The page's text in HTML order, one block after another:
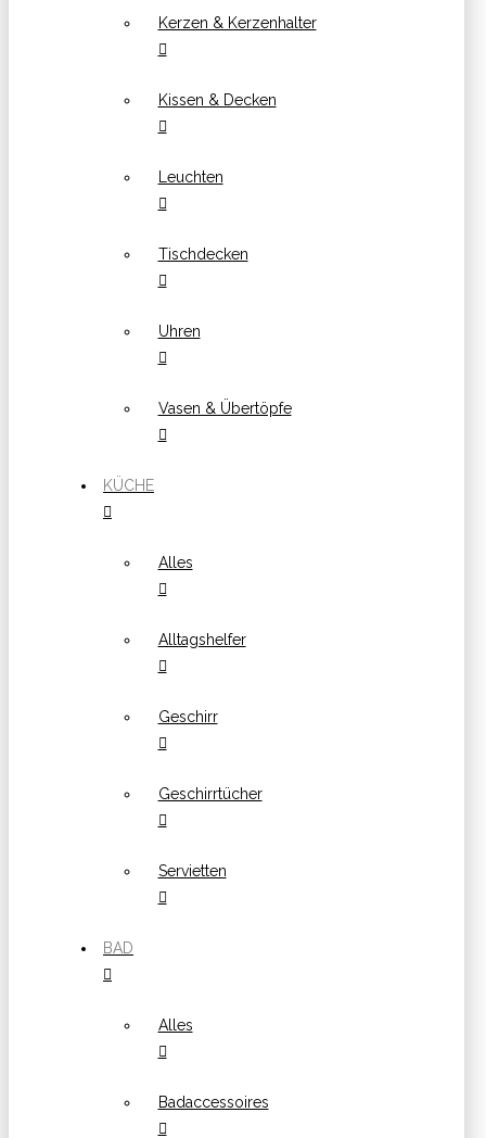
Kerzen & Kerzenhalter
Kissen & Decken
Leuchten
Tischdecken
Uhren
Vasen & Übertöpfe
KÜCHE
Alles
Alltagshelfer
Geschirr
Geschirrtücher
Servietten
BAD
Alles
Badaccessoires